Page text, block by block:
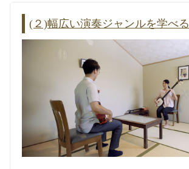
(２)幅広い演奏ジャンルを学べる